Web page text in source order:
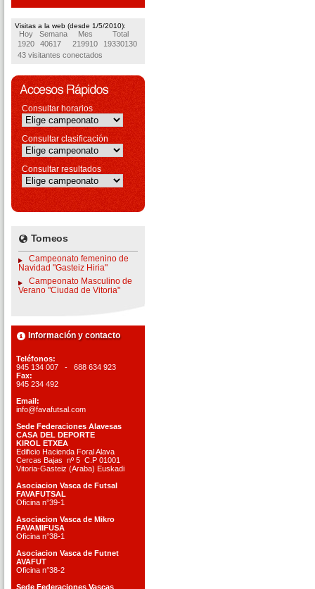
Visitas a la web (desde 1/5/2010):
Hoy Semana Mes
Total
1920
40617 219910
19330130
43 visitantes conectados
Consultar horarios
Consultar clasificación
Consultar resultados
Torneos
Campeonato femenino de
Navidad "Gasteiz Hiria"
Campeonato Masculino de
Verano "Ciudad de Vitoria"
Información y contacto
Teléfonos:
945 134 007 - 688 634 923
Fax:
945 234 492
Email:
info@favafutsal.com
Sede Federaciones Alavesas
CASA DEL DEPORTE
KIROL ETXEA
Edificio Hacienda Foral Alava
Cercas Bajas nº 5 C.P 01001
Vitoria-Gasteiz (Araba) Euskadi
Asociacion Vasca de Futsal
FAVAFUTSAL
Oficina n°39-1
Asociacion Vasca de Mikro
FAVAMIFUSA
Oficina n°38-1
Asociacion Vasca de Futnet
AVAFUT
Oficina n°38-2
Sede Federaciones Vascas